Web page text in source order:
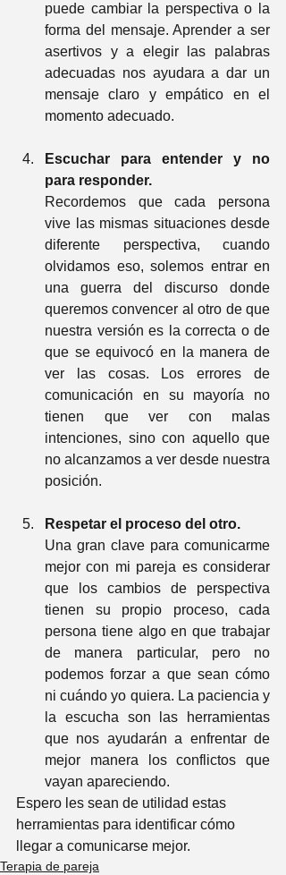
puede cambiar la perspectiva o la
forma del mensaje. Aprender a ser
asertivos y a elegir las palabras
adecuadas nos ayudara a dar un
mensaje claro y empático en el
momento adecuado.
Escuchar para entender y no
para responder.
Recordemos que cada persona
vive las mismas situaciones desde
diferente perspectiva, cuando
olvidamos eso, solemos entrar en
una guerra del discurso donde
queremos convencer al otro de que
nuestra versión es la correcta o de
que se equivocó en la manera de
ver las cosas. Los errores de
comunicación en su mayoría no
tienen que ver con malas
intenciones, sino con aquello que
no alcanzamos a ver desde nuestra
posición.
Respetar el proceso del otro.
Una gran clave para comunicarme
mejor con mi pareja es considerar
que los cambios de perspectiva
tienen su propio proceso, cada
persona tiene algo en que trabajar
de manera particular, pero no
podemos forzar a que sean cómo
ni cuándo yo quiera. La paciencia y
la escucha son las herramientas
que nos ayudarán a enfrentar de
mejor manera los conflictos que
vayan apareciendo.
Espero les sean de utilidad estas
herramientas para identificar cómo
llegar a comunicarse mejor.
Terapia de pareja